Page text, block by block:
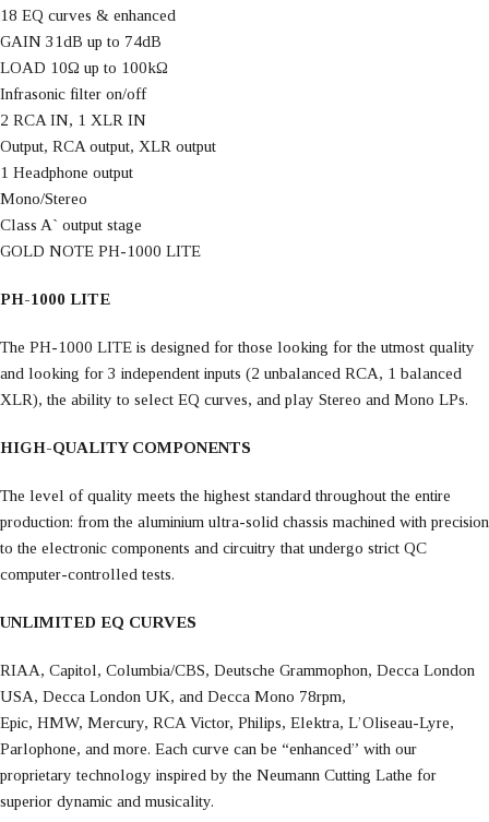
18 EQ curves & enhanced
GAIN 31dB up to 74dB
LOAD 10Ω up to 100kΩ
Infrasonic filter on/off
2 RCA IN, 1 XLR IN
Οutput, RCA output, XLR output
1 Headphone output
Mono/Stereo
Class A` output stage
GOLD NOTE PH-1000 LITE
PH-1000 LITE
The PH-1000 LITE is designed for those looking for the utmost quality
and looking for 3 independent inputs (2 unbalanced RCA, 1 balanced
XLR), the ability to select EQ curves, and play Stereo and Mono LPs.
HIGH-QUALITY COMPONENTS
The level of quality meets the highest standard throughout the entire
production: from the aluminium ultra-solid chassis machined with precision
to the electronic components and circuitry that undergo strict QC
computer-controlled tests.
UNLIMITED EQ CURVES
RIAA, Capitol, Columbia/CBS, Deutsche Grammophon, Decca London
USA, Decca London UK, and Decca Mono 78rpm,
Epic, HMW, Mercury, RCA Victor, Philips, Elektra, L’Oliseau-Lyre,
Parlophone, and more. Each curve can be “enhanced” with our
proprietary technology inspired by the Neumann Cutting Lathe for
superior dynamic and musicality.